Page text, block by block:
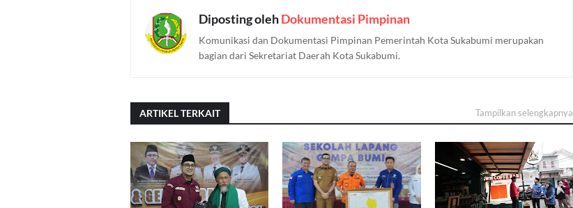
Diposting olehDokumentasi Pimpinan
Komunikasi dan Dokumentasi Pimpinan Pemerintah Kota Sukabumi merupakan
bagian dari Sekretariat Daerah Kota Sukabumi.
ARTIKEL TERKAIT Tampilkan selengkapnya